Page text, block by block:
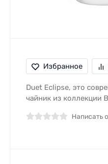
Избранное
Duet Eclipse, это
чайник из коллекции
Написать